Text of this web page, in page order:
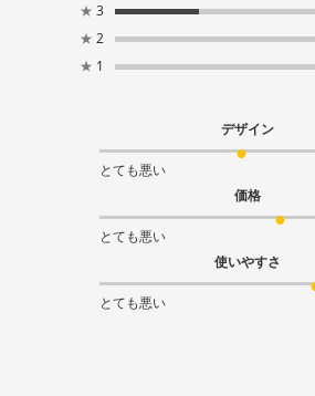
★ 3
★ 2
★ 1
デザイン
とても悪い
価格
とても悪い
使いやすさ
とても悪い